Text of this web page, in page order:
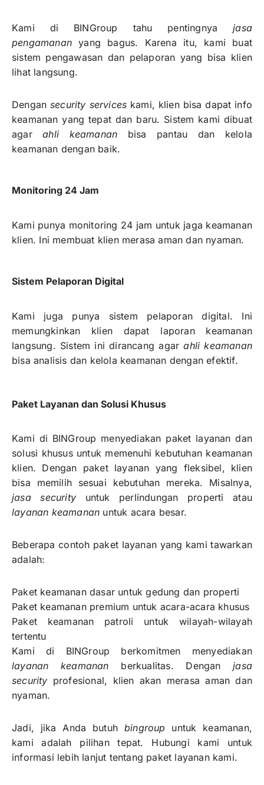
Kami di BINGroup tahu pentingnyajasa
pengamanan yang bagus. Karena itu, kami buat
sistem pengawasan dan pelaporan yang bisa klien
lihat langsung.
Dengansecurity services kami, klien bisa dapat info
keamanan yang tepat dan baru. Sistem kami dibuat
agarahli keamanan bisa pantau dan kelola
keamanan dengan baik.
Monitoring 24 Jam
Kami punya monitoring 24 jam untuk jaga keamanan
klien. Ini membuat klien merasa aman dan nyaman.
Sistem Pelaporan Digital
Kami juga punya sistem pelaporan digital. Ini
memungkinkan klien dapat laporan keamanan
langsung. Sistem ini dirancang agarahli keamanan
bisa analisis dan kelola keamanan dengan efektif.
Paket Layanan dan Solusi Khusus
Kami di BINGroup menyediakan paket layanan dan
solusi khusus untuk memenuhi kebutuhan keamanan
klien. Dengan paket layanan yang fleksibel, klien
bisa memilih sesuai kebutuhan mereka. Misalnya,
jasa securityuntuk perlindungan properti atau
layanan keamanan untuk acara besar.
Beberapa contoh paket layanan yang kami tawarkan
adalah:
Paket keamanan dasar untuk gedung dan properti
Paket keamanan premium untuk acara-acara khusus
Paket keamanan patroli untuk wilayah-wilayah
tertentu
Kami di BINGroup berkomitmen menyediakan
layanan keamanan berkualitas. Denganjasa
security profesional, klien akan merasa aman dan
nyaman.
Jadi, jika Anda butuh bingroup untuk keamanan,
kami adalah pilihan tepat. Hubungi kami untuk
informasi lebih lanjut tentang paket layanan kami.